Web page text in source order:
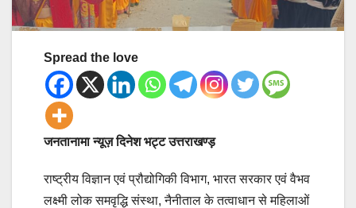
Spread the love
जनतानामा न्यूज़ दिनेश भट्ट उत्तराखण्ड़
राष्ट्रीय विज्ञान एवं प्रौद्योगिकी विभाग, भारत सरकार एवं वैभव
लक्ष्मी लोक समवृद्धि संस्था, नैनीताल के तत्वाधान से महिलाओं